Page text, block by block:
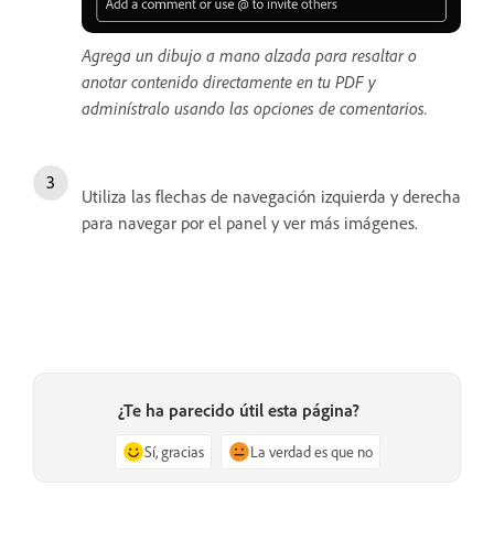
Agrega un dibujo a mano alzada para resaltar o
anotar contenido directamente en tu PDF y
adminístralo usando las opciones de comentarios.
Utiliza las flechas de navegación izquierda y derecha
para navegar por el panel y ver más imágenes.
¿Te ha parecido útil esta página?
Sí, gracias La verdad es que no